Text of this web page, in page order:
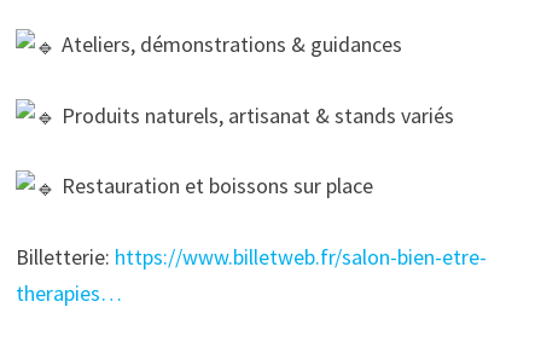
Ateliers, démonstrations & guidances
Produits naturels, artisanat & stands variés
Restauration et boissons sur place
Billetterie: https://www.billetweb.fr/salon-bien-etre-
therapies…